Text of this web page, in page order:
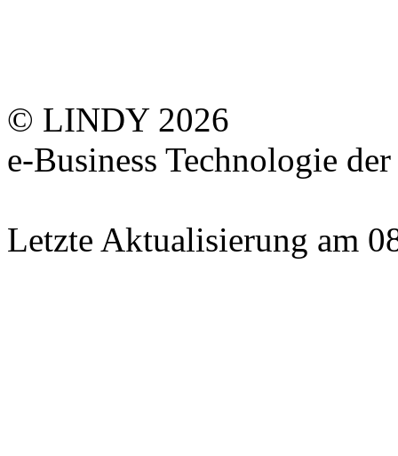
© LINDY 2026
e-Business Technologie
Letzte Aktualisierung am